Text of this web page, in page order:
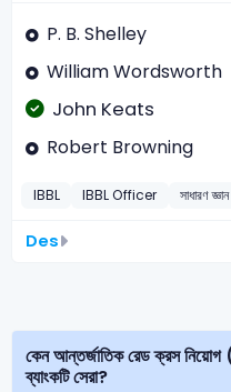
P. B. Shelley
William Wordsworth
John Keats
Robert Browning
IBBL IBBL Officer সাধারণ জ্ঞান
Des
কেন আন্তর্জাতিক রেড ক্রস নিয়োগ (Job) MCQ (বহুনির্বাচনী) প্রশ্ন
ব্যাংকটি সেরা?